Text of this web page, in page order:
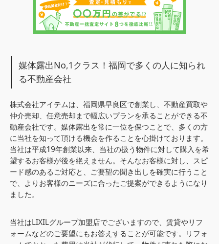
媒体露出No,1クラス！福岡で多くの人に知られ
る不動産会社
株式会社アイテムは、福岡県早良区で創業し、不動産買取や
仲介売却、任意売却まで幅広いプランを承ることができる不
動産会社です。媒体露出を常に一位を保つことで、多くの方
に当社を知って頂ける機会を作ることを心掛けております。
当社は平成19年創業以来、当社の扱う物件に対して購入を希
望するお客様が後を絶えません。そんなお客様に対し、スピ
ード感のあるご対応と、ご要望の聞き出しを確実に行うこと
で、よりお客様のニーズに合ったご提案ができるようになり
ました。
当社はLIXILグループ加盟店でございますので、賃貸やリフ
ォームなどのご要望にもお答えすることが可能です。リフォ